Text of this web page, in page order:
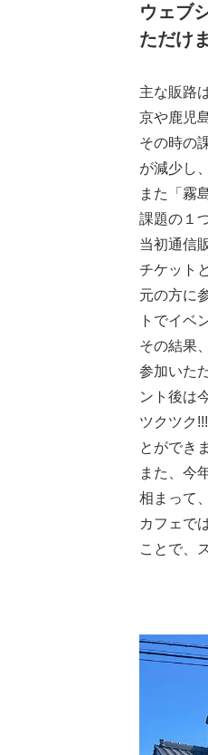
ウェブ
ただけ
主な販路
京や鹿児
その時の
が減少し
また「霧
課題の１
当初通信
チケット
元の方に
トでイベ
その結果
参加いた
ント後は
ツクツク
とができ
また、今
相まって
カフェで
ことで、